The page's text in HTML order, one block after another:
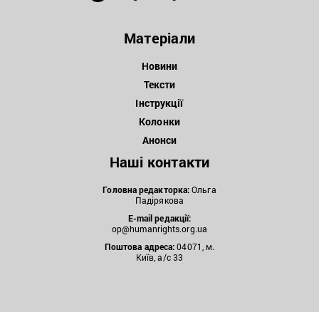
Матеріали
Новини
Тексти
Інструкції
Колонки
Анонси
Наші контакти
Головна редакторка:Ольга
Падірякова
E-mail редакції:
op@humanrights.org.ua
Поштова адреса:04071, м.
Київ, а/с 33